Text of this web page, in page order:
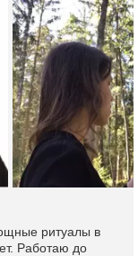
ритуалы в
Работаю до